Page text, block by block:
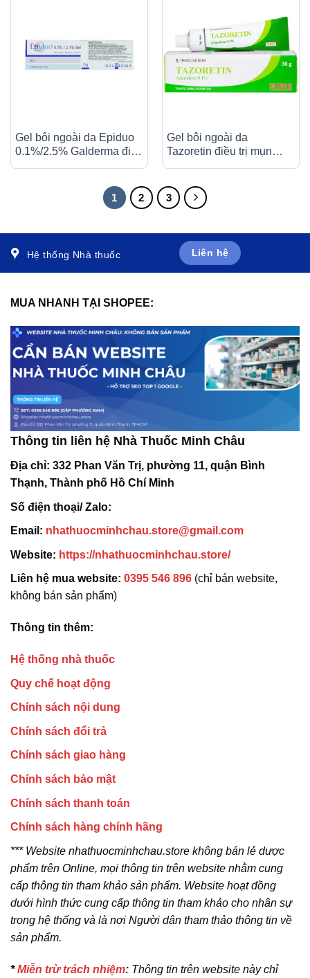
Gel bôi ngoài da Epiduo
0.1%/2.5% Galderma điều
Gel bôi ngoài da
Tazoretin điều trị mụn
1 2 3
Hệ thống Nhà thuốc Liên hệ
MUA NHANH TẠI SHOPEE:
Thông tin liên hệ Nhà Thuốc Minh Châu
Địa chỉ: 332 Phan Văn Trị, phường 11, quận Bình
Thạnh, Thành phố Hồ Chí Minh
Số điện thoại/ Zalo:
Email: nhathuocminhchau.store@gmail.com
Website: https://nhathuocminhchau.store/
Liên hệ mua website: 0395 546 896 (chỉ bán website,
không bán sản phẩm)
Thông tin thêm:
Hệ thống nhà thuốc
Quy chế hoạt động
Chính sách nội dung
Chính sách đổi trả
Chính sách giao hàng
Chính sách bảo mật
Chính sách thanh toán
Chính sách hàng chính hãng
*** Website nhathuocminhchau.store không bán lẻ dược
phẩm trên Online, mọi thông tin trên website nhằm cung
cấp thông tin tham khảo sản phẩm. Website hoạt đồng
dưới hình thức cung cấp thông tin tham khảo cho nhân sự
trong hệ thống và là nơi Người dân tham thảo thông tin về
sản phẩm.
*Miễn trừ trách nhiệm: Thông tin trên website này chỉ